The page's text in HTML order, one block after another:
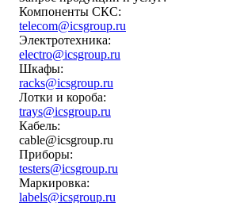
Компоненты СКС:
telecom@icsgroup.ru
Электротехника:
electro@icsgroup.ru
Шкафы:
racks@icsgroup.ru
Лотки и короба:
trays@icsgroup.ru
Кабель:
cable@icsgroup.ru
Приборы:
testers@icsgroup.ru
Маркировка:
labels@icsgroup.ru